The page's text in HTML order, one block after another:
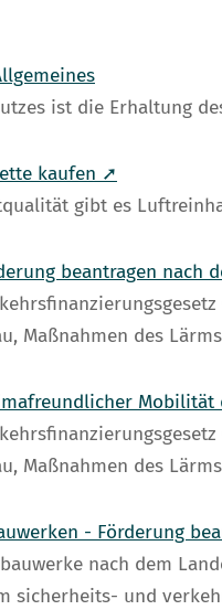
ist die Erhaltung
kaufen ➚
gibt es
beantragen nach
Maßnahmen des
Mobilität
Maßnahmen des
- Förderung
nach dem
sicherheits- und